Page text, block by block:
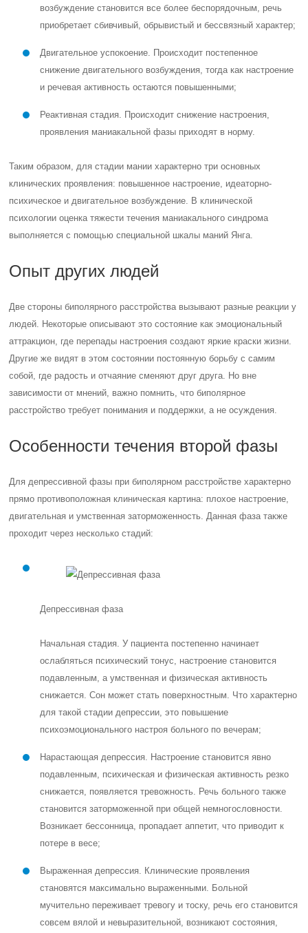
возбуждение становится все более беспорядочным, речь
приобретает сбивчивый, обрывистый и бессвязный характер;
Двигательное успокоение. Происходит постепенное
снижение двигательного возбуждения, тогда как настроение
и речевая активность остаются повышенными;
Реактивная стадия. Происходит снижение настроения,
проявления маниакальной фазы приходят в норму.
Таким образом, для стадии мании характерно три основных
клинических проявления: повышенное настроение, идеаторно-
психическое и двигательное возбуждение. В клинической
психологии оценка тяжести течения маниакального синдрома
выполняется с помощью специальной шкалы маний Янга.
Опыт других людей
Две стороны биполярного расстройства вызывают разные реакции у
людей. Некоторые описывают это состояние как эмоциональный
аттракцион, где перепады настроения создают яркие краски жизни.
Другие же видят в этом состоянии постоянную борьбу с самим
собой, где радость и отчаяние сменяют друг друга. Но вне
зависимости от мнений, важно помнить, что биполярное
расстройство требует понимания и поддержки, а не осуждения.
Особенности течения второй фазы
Для депрессивной фазы при биполярном расстройстве характерно
прямо противоположная клиническая картина: плохое настроение,
двигательная и умственная заторможенность. Данная фаза также
проходит через несколько стадий:
Депрессивная фаза
Начальная стадия. У пациента постепенно начинает
ослабляться психический тонус, настроение становится
подавленным, а умственная и физическая активность
снижается. Сон может стать поверхностным. Что характерно
для такой стадии депрессии, это повышение
психоэмоционального настроя больного по вечерам;
Нарастающая депрессия. Настроение становится явно
подавленным, психическая и физическая активность резко
снижается, появляется тревожность. Речь больного также
становится заторможенной при общей немногословности.
Возникает бессонница, пропадает аппетит, что приводит к
потере в весе;
Выраженная депрессия. Клинические проявления
становятся максимально выраженными. Больной
мучительно переживает тревогу и тоску, речь его становится
совсем вялой и невыразительной, возникают состояния,